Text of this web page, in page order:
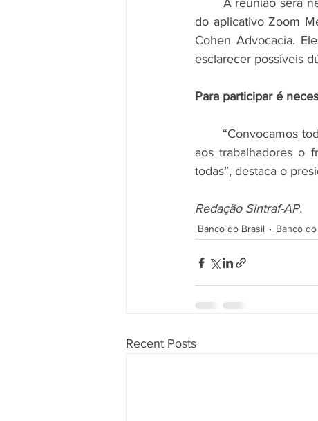
do aplicativo Zoom
Cohen Advocacia.
esclarecer possíveis
Para participar é
aos trabalhadores o
todas”, destaca o
Redação Sintraf-AP.
Banco do Brasil Banco
Recent Posts